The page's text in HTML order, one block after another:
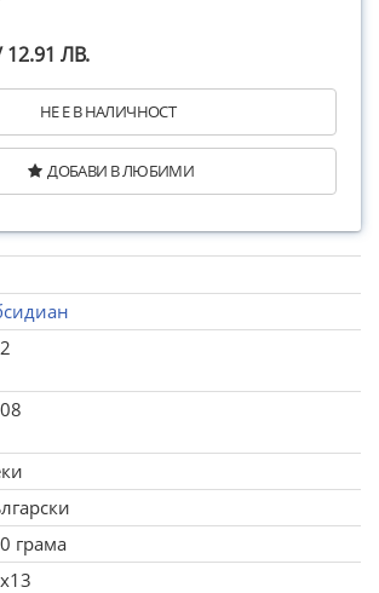
12.91 ЛВ.
НЕ Е В НАЛИЧНОСТ
ДОБАВИ В ЛЮБИМИ
грама